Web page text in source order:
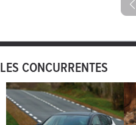
LES CONCURRENTES